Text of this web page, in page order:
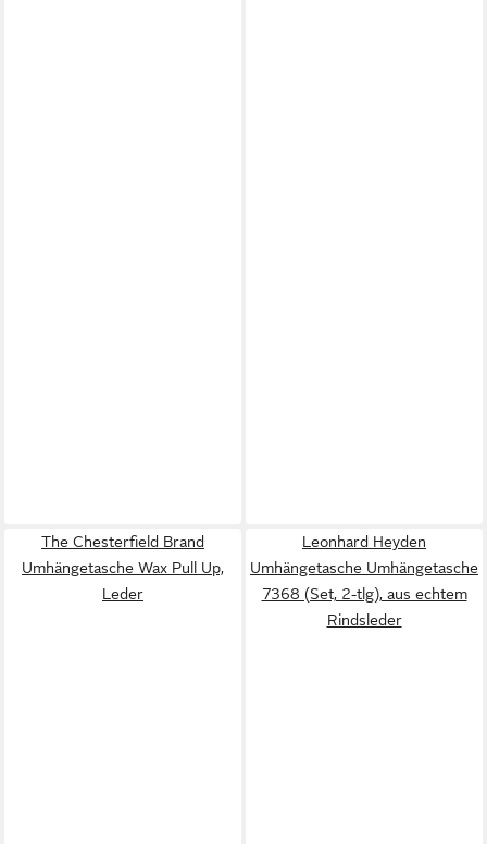
The Chesterfield Brand
Umhängetasche Wax Pull Up,
Leder
Leonhard Heyden
Umhängetasche Umhängetasche
7368 (Set, 2-tlg), aus echtem
Rindsleder